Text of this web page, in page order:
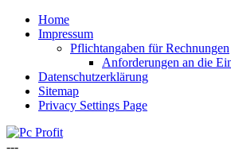
Home
Impressum
Pflichtangaben für Rechnungen
Anforderungen an die
Datenschutzerklärung
Sitemap
Privacy Settings Page
---